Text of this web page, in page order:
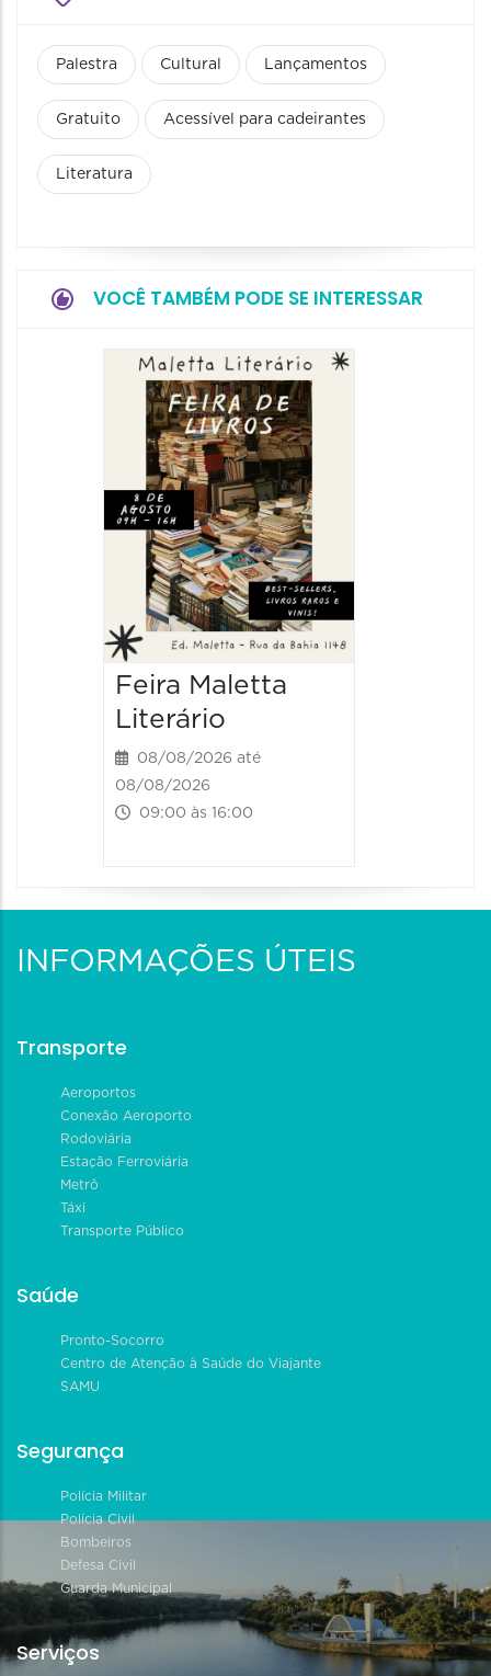
Palestra Cultural Lançamentos
Gratuito Acessível para cadeirantes
Literatura
VOCÊ TAMBÉM PODE SE INTERESSAR
Feira Maletta
Literário
08/08/2026 até
08/08/2026
09:00 às 16:00
INFORMAÇÕES ÚTEIS
Transporte
Aeroportos
Conexão Aeroporto
Rodoviária
Estação Ferroviária
Metrô
Táxi
Transporte Público
Saúde
Pronto-Socorro
Centro de Atenção à Saúde do Viajante
SAMU
Segurança
Polícia Militar
Polícia Civil
Bombeiros
Defesa Civil
Guarda Municipal
Serviços